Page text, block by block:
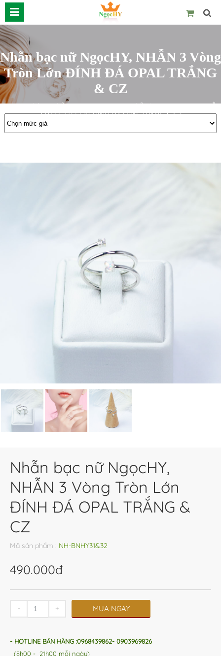
Nhẫn bạc nữ NgọcHY, NHẪN 3 Vòng
Tròn Lớn ĐÍNH ĐÁ OPAL TRẮNG
& CZ
Trang chủ Nhẫn Bạc NgọcHY
Nhẫn bạc nữ NgọcHY, NHẪN
3 Vòng Tròn Lớn ĐÍNH ĐÁ OPAL TRẮNG & CZ
Nhẫn bạc nữ NgọcHY,
NHẪN 3 Vòng Tròn Lớn
ĐÍNH ĐÁ OPAL TRẮNG &
CZ
Mã sản phẩm : NH-BNHY31&32
490.000đ
- + MUA NGAY
- HOTLINE BÁN HÀNG :0968439862- 0903969826
(8h00 - 21h00 mỗi ngày)